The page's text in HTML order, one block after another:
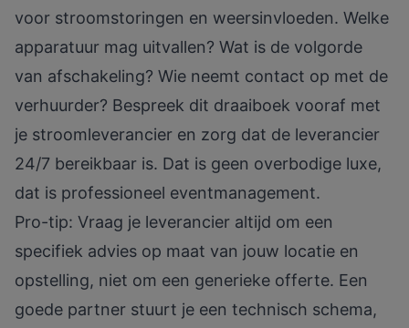
voor stroomstoringen en weersinvloeden. Welke
apparatuur mag uitvallen? Wat is de volgorde
van afschakeling? Wie neemt contact op met de
verhuurder? Bespreek dit draaiboek vooraf met
je stroomleverancier en zorg dat de leverancier
24/7 bereikbaar is. Dat is geen overbodige luxe,
dat is professioneel eventmanagement.
Pro-tip: Vraag je leverancier altijd om een
specifiek advies op maat van jouw locatie en
opstelling, niet om een generieke offerte. Een
goede partner stuurt je een technisch schema,